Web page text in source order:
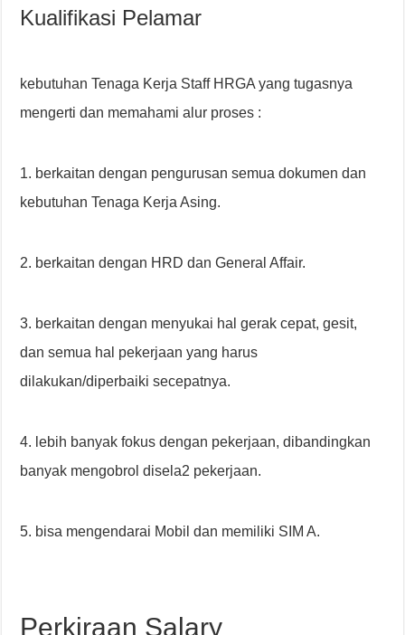
Kualifikasi Pelamar
kebutuhan Tenaga Kerja Staff HRGA yang tugasnya
mengerti dan memahami alur proses :
1. berkaitan dengan pengurusan semua dokumen dan
kebutuhan Tenaga Kerja Asing.
2. berkaitan dengan HRD dan General Affair.
3. berkaitan dengan menyukai hal gerak cepat, gesit,
dan semua hal pekerjaan yang harus
dilakukan/diperbaiki secepatnya.
4. lebih banyak fokus dengan pekerjaan, dibandingkan
banyak mengobrol disela2 pekerjaan.
5. bisa mengendarai Mobil dan memiliki SIM A.
Perkiraan Salary